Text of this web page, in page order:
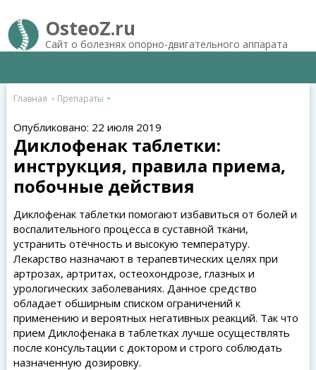
OsteoZ.ru
Сайт о болезнях опорно-двигательного аппарата
Главная Препараты
Опубликовано: 22 июля 2019
Диклофенак таблетки:
инструкция, правила приема,
побочные действия
Диклофенак таблетки помогают избавиться от болей и
воспалительного процесса в суставной ткани,
устранить отёчность и высокую температуру.
Лекарство назначают в терапевтических целях при
артрозах, артритах, остеохондрозе, глазных и
урологических заболеваниях. Данное средство
обладает обширным списком ограничений к
применению и вероятных негативных реакций. Так что
прием Диклофенака в таблетках лучше осуществлять
после консультации с доктором и строго соблюдать
назначенную дозировку.